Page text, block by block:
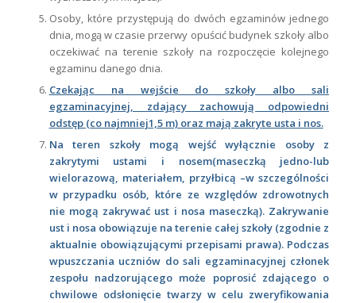
Osoby, które przystępują do dwóch egzaminów jednego
dnia, mogą w czasie przerwy opuścić budynek szkoły albo
oczekiwać na terenie szkoły na rozpoczęcie kolejnego
egzaminu danego dnia.
Czekając na wejście do szkoły albo sali
egzaminacyjnej, zdający zachowują odpowiedni
odstęp (co najmniej1,5 m) oraz mają zakryte usta i nos.
Na teren szkoły mogą wejść wyłącznie osoby z
zakrytymi ustami i nosem(maseczką jedno-lub
wielorazową, materiałem, przyłbicą –w szczególności
w przypadku osób, które ze względów zdrowotnych
nie mogą zakrywać ust i nosa maseczką). Zakrywanie
ust i nosa obowiązuje na terenie całej szkoły (zgodnie z
aktualnie obowiązującymi przepisami prawa). Podczas
wpuszczania uczniów do sali egzaminacyjnej członek
zespołu nadzorującego może poprosić zdającego o
chwilowe odsłonięcie twarzy w celu zweryfikowania